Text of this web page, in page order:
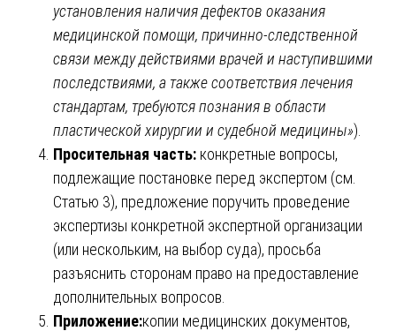
установления наличия дефектов оказания
медицинской помощи, причинно-следственной
связи между действиями врачей и наступившими
последствиями, а также соответствия лечения
стандартам, требуются познания в области
пластической хирургии и судебной медицины»).
Просительная часть: конкретные вопросы,
подлежащие постановке перед экспертом (см.
Статью 3), предложение поручить проведение
экспертизы конкретной экспертной организации
(или нескольким, на выбор суда), просьба
разъяснить сторонам право на предоставление
дополнительных вопросов.
Приложение:копии медицинских документов,